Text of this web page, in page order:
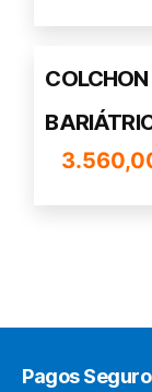
Las
se
pueden
elegir
en
COLCHON
Pagos